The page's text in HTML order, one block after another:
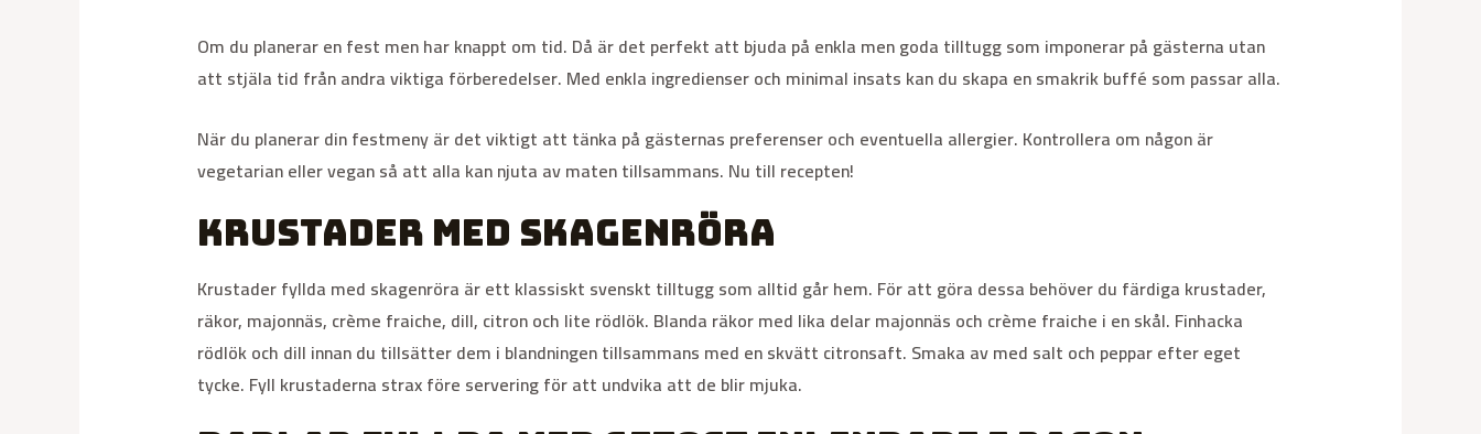
Om du planerar en fest men har knappt om tid. Då är det perfekt att bjuda på enkla men goda tilltugg som imponerar på gästerna utan
att stjäla tid från andra viktiga förberedelser. Med enkla ingredienser och minimal insats kan du skapa en smakrik buffé som passar alla.
När du planerar din festmeny är det viktigt att tänka på gästernas preferenser och eventuella allergier. Kontrollera om någon är
vegetarian eller vegan så att alla kan njuta av maten tillsammans. Nu till recepten!
Krustader med skagenröra
Krustader fyllda med skagenröra är ett klassiskt svenskt tilltugg som alltid går hem. För att göra dessa behöver du färdiga krustader,
räkor, majonnäs, crème fraiche, dill, citron och lite rödlök. Blanda räkor med lika delar majonnäs och crème fraiche i en skål. Finhacka
rödlök och dill innan du tillsätter dem i blandningen tillsammans med en skvätt citronsaft. Smaka av med salt och peppar efter eget
tycke. Fyll krustaderna strax före servering för att undvika att de blir mjuka.